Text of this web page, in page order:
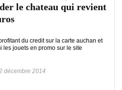
le chateau qui revient
du credit sur la carte auchan et
les jouets en promo sur le site
décembre 2014